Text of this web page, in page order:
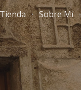
Tienda Sobre Mí